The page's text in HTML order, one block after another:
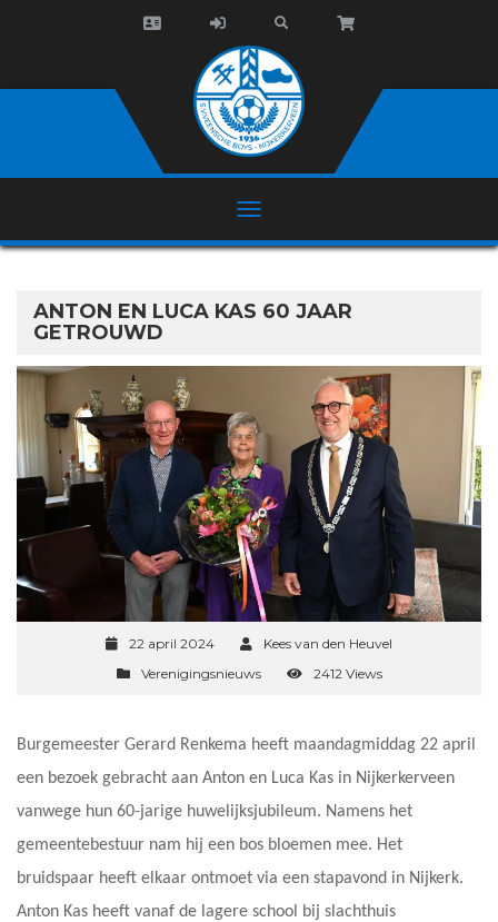
ANTON EN LUCA KAS 60 JAAR
GETROUWD
22 april 2024
Kees van den Heuvel
Verenigingsnieuws
2412 Views
Burgemeester Gerard Renkema heeft maandagmiddag 22 april
een bezoek gebracht aan Anton en Luca Kas in Nijkerkerveen
vanwege hun 60-jarige huwelijksjubileum. Namens het
gemeentebestuur nam hij een bos bloemen mee. Het
bruidspaar heeft elkaar ontmoet via een stapavond in Nijkerk.
Anton Kas heeft vanaf de lagere school bij slachthuis